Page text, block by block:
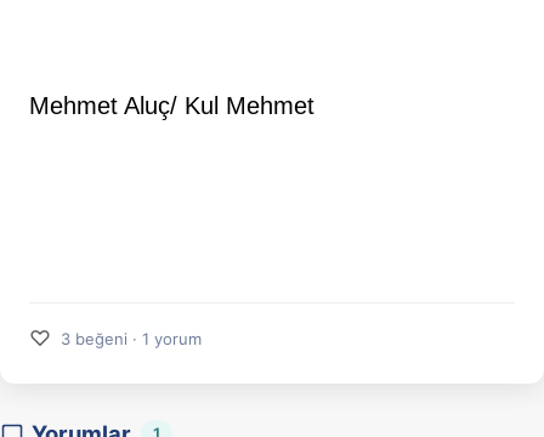
Mehmet Aluç/ Kul Mehmet
♡ 3 beğeni · 1 yorum